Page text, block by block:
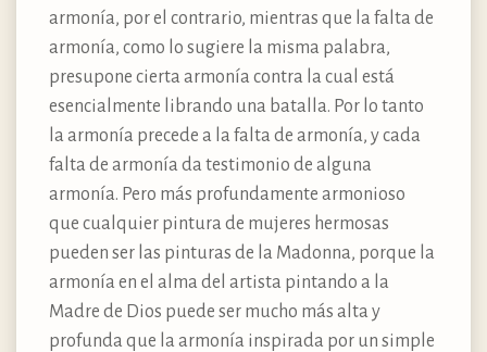
armonía, por el contrario, mientras que la falta de
armonía, como lo sugiere la misma palabra,
presupone cierta armonía contra la cual está
esencialmente librando una batalla. Por lo tanto
la armonía precede a la falta de armonía, y cada
falta de armonía da testimonio de alguna
armonía. Pero más profundamente armonioso
que cualquier pintura de mujeres hermosas
pueden ser las pinturas de la Madonna, porque la
armonía en el alma del artista pintando a la
Madre de Dios puede ser mucho más alta y
profunda que la armonía inspirada por un simple